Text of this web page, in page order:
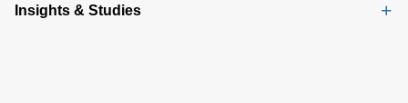
Insights & Studies